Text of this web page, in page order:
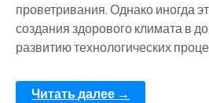
проветривания. Однако иногда
создания здорового климата в
развитию технологических
Читать далее →